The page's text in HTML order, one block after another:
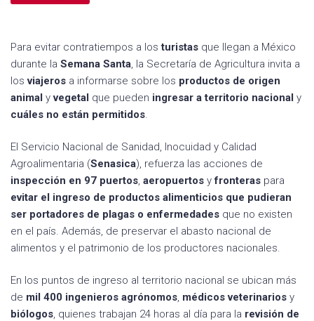
Para evitar contratiempos a losturistas que llegan a México
durante la Semana Santa, la Secretaría de Agricultura invita a
losviajeros a informarse sobre los productos de origen
animal yvegetal que pueden ingresar a territorio nacional y
cuáles no están permitidos.
El Servicio Nacional de Sanidad, Inocuidad y Calidad
Agroalimentaria (Senasica), refuerza las acciones de
inspección en 97 puertos, aeropuertos yfronteras para
evitar el ingreso de productos alimenticios que pudieran
ser portadores de plagas o enfermedades que no existen
en el país. Además, de preservar el abasto nacional de
alimentos y el patrimonio de los productores nacionales.
En los puntos de ingreso al territorio nacional se ubican más
de mil 400 ingenieros agrónomos médicos veterinarios y
biólogos , quienes trabajan 24 horas al día para la revisión de